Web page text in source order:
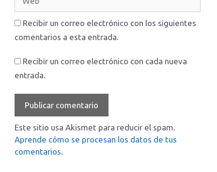
Recibir un correo electrónico con los siguientes
comentarios a esta entrada.
Recibir un correo electrónico con cada nueva
entrada.
Este sitio usa Akismet para reducir el spam.
Aprende cómo se procesan los datos de tus
comentarios.